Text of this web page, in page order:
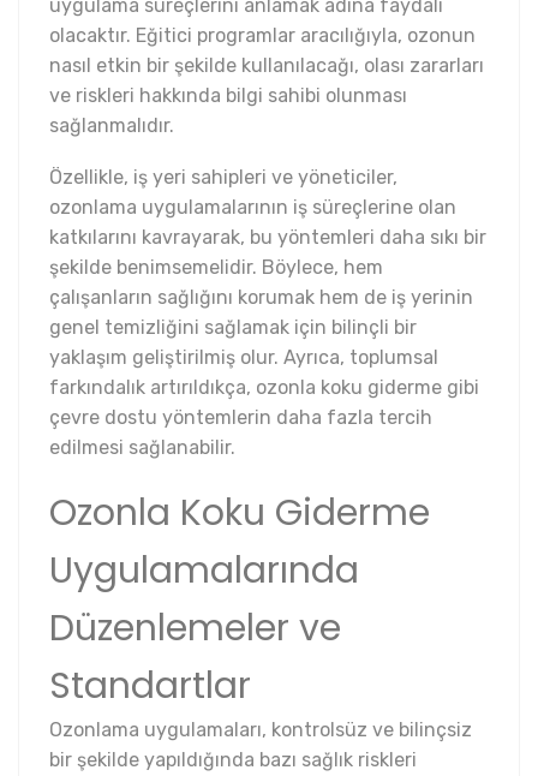
uygulama süreçlerini anlamak adına faydalı
olacaktır. Eğitici programlar aracılığıyla, ozonun
nasıl etkin bir şekilde kullanılacağı, olası zararları
ve riskleri hakkında bilgi sahibi olunması
sağlanmalıdır.
Özellikle, iş yeri sahipleri ve yöneticiler,
ozonlama uygulamalarının iş süreçlerine olan
katkılarını kavrayarak, bu yöntemleri daha sıkı bir
şekilde benimsemelidir. Böylece, hem
çalışanların sağlığını korumak hem de iş yerinin
genel temizliğini sağlamak için bilinçli bir
yaklaşım geliştirilmiş olur. Ayrıca, toplumsal
farkındalık artırıldıkça, ozonla koku giderme gibi
çevre dostu yöntemlerin daha fazla tercih
edilmesi sağlanabilir.
Ozonla Koku Giderme
Uygulamalarında
Düzenlemeler ve
Standartlar
Ozonlama uygulamaları, kontrolsüz ve bilinçsiz
bir şekilde yapıldığında bazı sağlık riskleri